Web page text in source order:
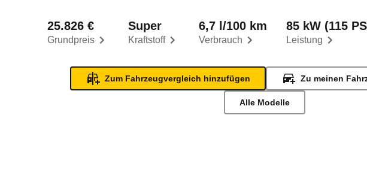
Grundpreis
25.826 €
Kraftstoff
Super
Verbrauch
6,7 l/100 km
Leistung
85 kW (115
Zum Fahrzeugvergleich hinzufügen Zu meinen
Alle Modelle